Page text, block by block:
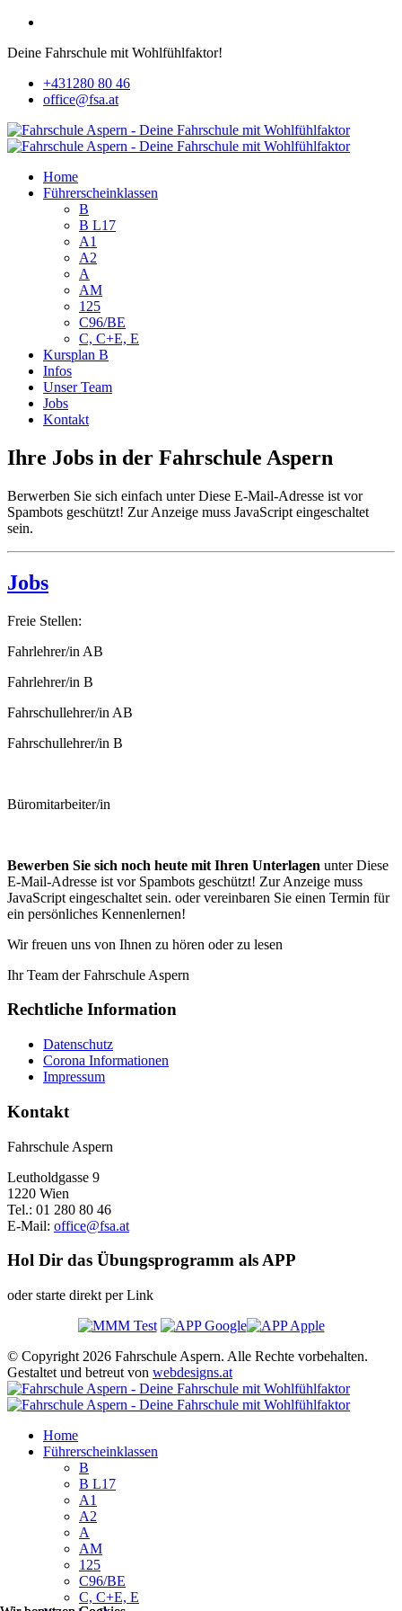
Deine Fahrschule mit Wohlfühlfaktor!
+431280 80 46
office@fsa.at
Home
Führerscheinklassen
B
B L17
A1
A2
A
AM
125
C96/BE
C, C+E, E
Kursplan B
Infos
Unser Team
Jobs
Kontakt
Ihre Jobs in der Fahrschule Aspern
Berwerben Sie sich einfach unterDiese E-Mail-Adresse ist vor
Spambots geschützt! Zur Anzeige muss JavaScript eingeschaltet
sein.
Jobs
Freie Stellen:
Fahrlehrer/in AB
Fahrlehrer/in B
Fahrschullehrer/in AB
Fahrschullehrer/in B
Büromitarbeiter/in
Bewerben Sie sich noch heute mit Ihren Unterlagen unterDiese
E-Mail-Adresse ist vor Spambots geschützt! Zur Anzeige muss
JavaScript eingeschaltet sein. oder vereinbaren Sie einen Termin für
ein persönliches Kennenlernen!
Wir freuen uns von Ihnen zu hören oder zu lesen
Ihr Team der Fahrschule Aspern
Rechtliche Information
Datenschutz
Corona Informationen
Impressum
Kontakt
Fahrschule Aspern
Leutholdgasse 9
1220 Wien
Tel.: 01 280 80 46
E-Mail: office@fsa.at
Hol Dir das Übungsprogramm als APP
oder starte direkt per Link
© Copyright 2026 Fahrschule Aspern. Alle Rechte vorbehalten.
Gestaltet und betreut von webdesigns.at
Home
Führerscheinklassen
B
B L17
A1
A2
A
AM
125
C96/BE
C, C+E, E